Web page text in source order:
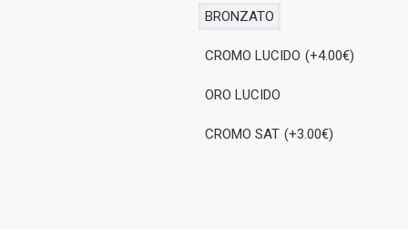
BRONZATO
CROMO LUCIDO (+4.00€)
ORO LUCIDO
CROMO SAT (+3.00€)